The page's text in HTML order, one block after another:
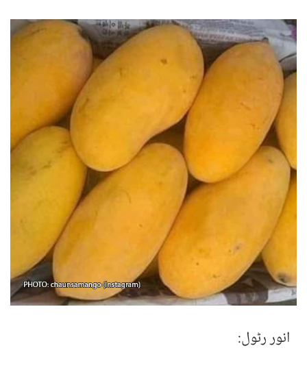
انور رٹول: